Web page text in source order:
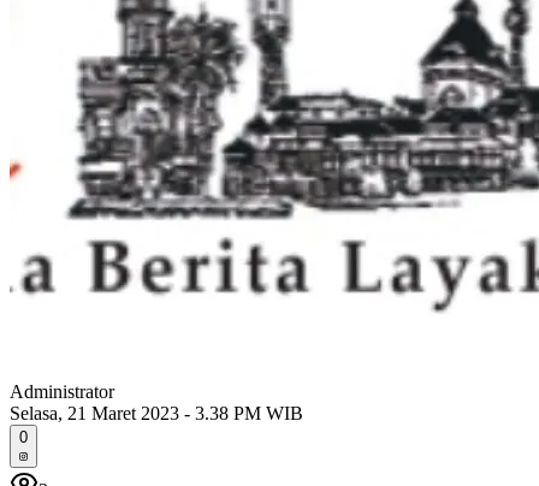
Administrator
Selasa, 21 Maret 2023 - 3.38 PM WIB
0